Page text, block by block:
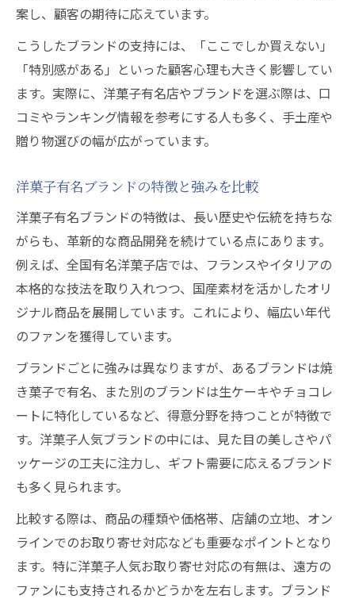
案し、顧客の期待に応えています。
こうしたブランドの支持には、「ここでしか買えない」
「特別感がある」といった顧客心理も大きく影響してい
ます。実際に、洋菓子有名店やブランドを選ぶ際は、口
コミやランキング情報を参考にする人も多く、手土産や
贈り物選びの幅が広がっています。
洋菓子有名ブランドの特徴と強みを比較
洋菓子有名ブランドの特徴は、長い歴史や伝統を持ちな
がらも、革新的な商品開発を続けている点にあります。
例えば、全国有名洋菓子店では、フランスやイタリアの
本格的な技法を取り入れつつ、国産素材を活かしたオリ
ジナル商品を展開しています。これにより、幅広い年代
のファンを獲得しています。
ブランドごとに強みは異なりますが、あるブランドは焼
き菓子で有名、また別のブランドは生ケーキやチョコレ
ートに特化しているなど、得意分野を持つことが特徴で
す。洋菓子人気ブランドの中には、見た目の美しさやパ
ッケージの工夫に注力し、ギフト需要に応えるブランド
も多く見られます。
比較する際は、商品の種類や価格帯、店舗の立地、オン
ラインでのお取り寄せ対応なども重要なポイントとなり
ます。特に洋菓子人気お取り寄せ対応の有無は、遠方の
ファンにも支持されるかどうかを左右します。ブランド